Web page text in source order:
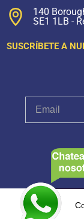
140
SE1 1LB -
SUSCRÍBETE A